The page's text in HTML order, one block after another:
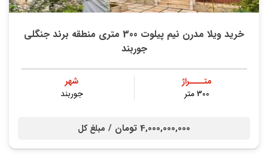
خرید ویلا مدرن نیم پیلوت 300 متری منطقه برند جنگلی
جوربند
متــــراژ
300 متر
شهر
جوربند
4,000,000,000 تومان / مبلغ کل